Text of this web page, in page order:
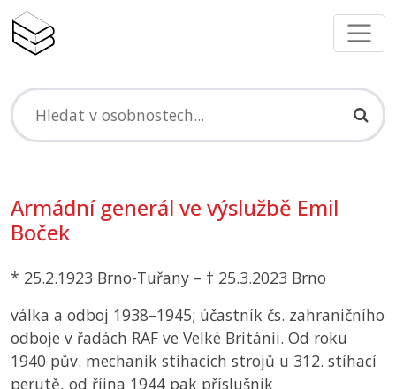
Armádní generál ve výslužbě Emil
Boček
* 25.2.1923 Brno-Tuřany – † 25.3.2023 Brno
válka a odboj 1938–1945; účastník čs. zahraničního
odboje v řadách RAF ve Velké Británii. Od roku
1940 pův. mechanik stíhacích strojů u 312. stíhací
perutě, od října 1944 pak příslušník